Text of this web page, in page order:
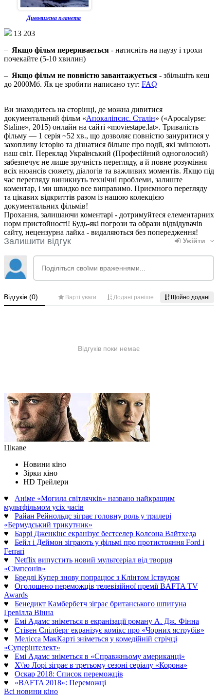
Дивовижна планета
13 203
– Якщо фільм переривається - натисніть на паузу і трохи
почекайте (5-10 хвилин)
– Якщо фільм не повністю завантажується - збільшіть кеш
до 2000Мб. Як це зробити написано тут: FAQ
Ви знаходитесь на сторінці, де можна дивитися
документальний фільм «Апокаліпсис. Сталін» («Apocalypse:
Staline», 2015) онлайн на сайті «moviestape.lat». Тривалість
фільму — 1 серія ~52 хв., що дозволяє повністю зануритися у
захопливу історію та дізнатися більше про події, які змінюють
наш світ. Переклад Український (Професійний одноголосий)
забезпечує не лише зручність перегляду, а й повне розуміння
всіх нюансів сюжету, діалогів та важливих моментів. Якщо під
час перегляду виникнуть технічні проблеми, залиште
коментар, і ми швидко все виправимо. Приємного перегляду
та цікавих відкриттів разом із нашою колекцією
документальних фільмів!
Прохання, залишаючи коментарі - дотримуйтеся елементарних
норм пристойності! Будь-які погрози та образи відвідувачів
сайту, нецензурна лайка - видаляються без попередження!
Цікаве
Новини кіно
Зірки кіно
HD Трейлери
♥ Аніме «Могила світлячків» названо найкращим
мультфільмом усіх часів
♥ Райан Рейнольдс зіграє головну роль у трилері
«Бермудський трикутник»
♥ Баррі Дженкінс екранізує бестселер Колсона Вайтхеда
♥ Бейл і Деймон зіграють у фільмі про протистояння Ford і
Ferrari
♥ Netflix випустить новий мультсеріал від творця
«Сімпсонів»
♥ Бредлі Купер знову попрацює з Клінтом Іствудом
♥ Оголошено переможців телевізійної премії BAFTA TV
Awards
♥ Бенедикт Камбербетч зіграє британського шпигуна
Гревілла Вінна
♥ Емі Адамс зніметься в екранізації роману А. Дж. Фінна
♥ Стівен Спілберг екранізує комікс про «Чорних яструбів»
♥ Мелісса МакКарті зніметься у комедійній стрічці
«Суперінтелект»
♥ Емі Адамс зніметься в «Справжньому американці»
♥ Х\'ю Лорі зіграє в третьому сезоні серіалу «Корона»
♥ Оскар 2018: Список переможців
♥ «BAFTA 2018»: Переможці
Всі новини кіно